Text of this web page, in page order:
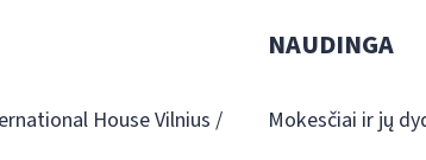
House Vilnius /
NAUDINGA
Mokesčiai ir jų